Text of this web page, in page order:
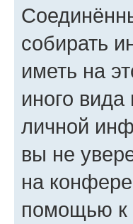
собирать
иметь на
иного
личной
вы не
на
помощью к